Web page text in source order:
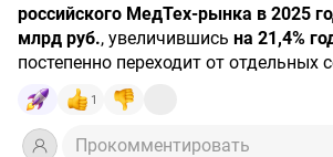
бионических протезов верхних
тройку крупнейших компаний
медицинских технологий.
оценивает низкую долговую
российского МедТех-рынка в 2025
млрд руб., увеличившись на 21,4%
постепенно переходит от отдельных
точечных решений к комплексным
технологическим платформам и
охватывающим весь путь пациента.
1
Прокомментировать